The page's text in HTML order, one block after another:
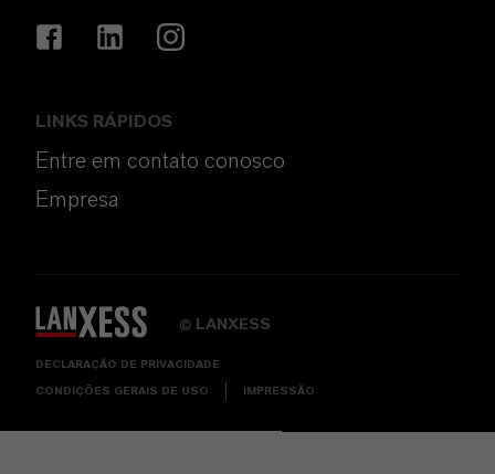
LINKS RÁPIDOS
Entre em contato conosco
Empresa
© LANXESS
DECLARAÇÃO DE PRIVACIDADE
CONDIÇÕES GERAIS DE USO IMPRESSÃO